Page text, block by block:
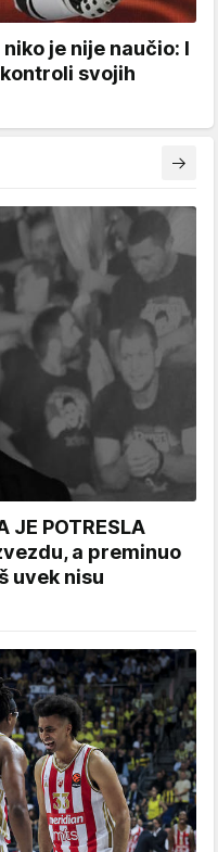
je nije naučio: I
svojih
JE POTRESLA
a preminuo
uvek nisu